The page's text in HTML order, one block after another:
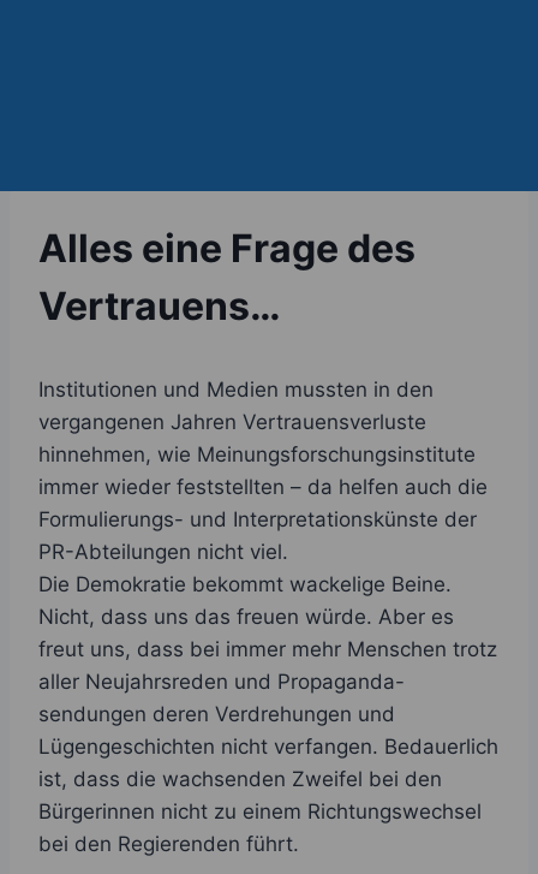
Alles eine Frage des
Vertrauens…
Institutionen und Medien mussten in den
vergangenen Jahren Vertrauensverluste
hinnehmen, wie Meinungsforschungsinstitute
immer wieder feststellten – da helfen auch die
Formulierungs- und Interpretationskünste der
PR-Abteilungen nicht viel.
Die Demokratie bekommt wackelige Beine.
Nicht, dass uns das freuen würde. Aber es
freut uns, dass bei immer mehr Menschen trotz
aller Neujahrsreden und Propaganda-
sendungen deren Verdrehungen und
Lügengeschichten nicht verfangen. Bedauerlich
ist, dass die wachsenden Zweifel bei den
Bürgerinnen nicht zu einem Richtungswechsel
bei den Regierenden führt.